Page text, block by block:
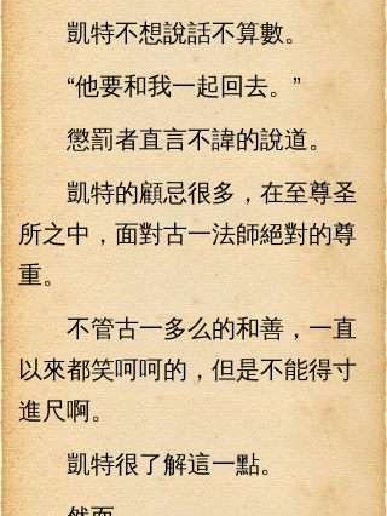
凱特不想說話不算數。
“他要和我一起回去。”
懲罰者直言不諱的說道。
凱特的顧忌很多，在至尊圣
所之中，面對古一法師絕對的尊
重。
不管古一多么的和善，一直
以來都笑呵呵的，但是不能得寸
進尺啊。
凱特很了解這一點。